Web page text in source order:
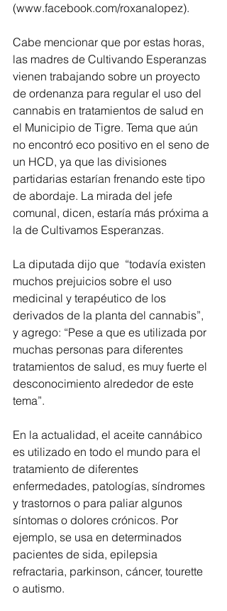
(www.facebook.com/roxanalopez).
Cabe mencionar que por estas horas,
las madres de Cultivando Esperanzas
vienen trabajando sobre un proyecto
de ordenanza para regular el uso del
cannabis en tratamientos de salud en
el Municipio de Tigre. Tema que aún
no encontró eco positivo en el seno de
un HCD, ya que las divisiones
partidarias estarían frenando este tipo
de abordaje. La mirada del jefe
comunal, dicen, estaría más próxima a
la de Cultivamos Esperanzas.
La diputada dijo que  “todavía existen
muchos prejuicios sobre el uso
medicinal y terapéutico de los
derivados de la planta del cannabis”,
y agrego: “Pese a que es utilizada por
muchas personas para diferentes
tratamientos de salud, es muy fuerte el
desconocimiento alrededor de este
tema”.
En la actualidad, el aceite cannábico
es utilizado en todo el mundo para el
tratamiento de diferentes
enfermedades, patologías, síndromes
y trastornos o para paliar algunos
síntomas o dolores crónicos. Por
ejemplo, se usa en determinados
pacientes de sida, epilepsia
refractaria, parkinson, cáncer, tourette
o autismo.